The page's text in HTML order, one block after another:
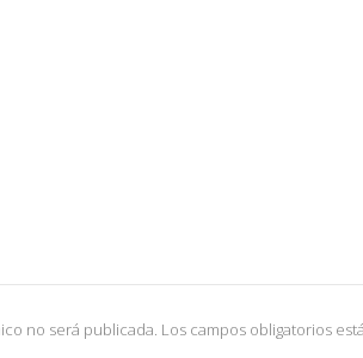
no será publicada. Los campos obligatorios